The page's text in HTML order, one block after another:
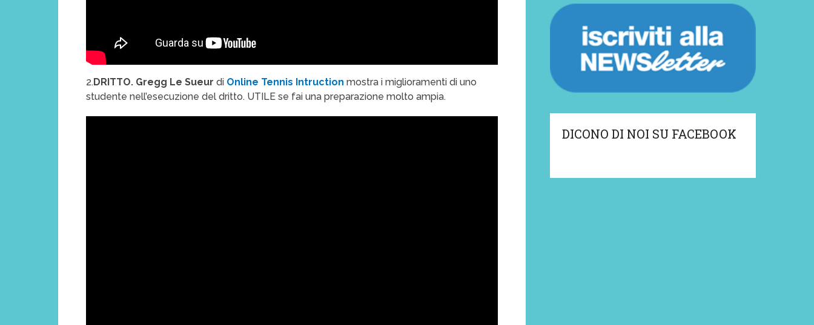
2.DRITTO. Gregg Le Sueur di Online Tennis Intruction mostra i miglioramenti di uno
studente nell’esecuzione del dritto. UTILE se fai una preparazione molto ampia.
DICONO DI NOI SU FACEBOOK